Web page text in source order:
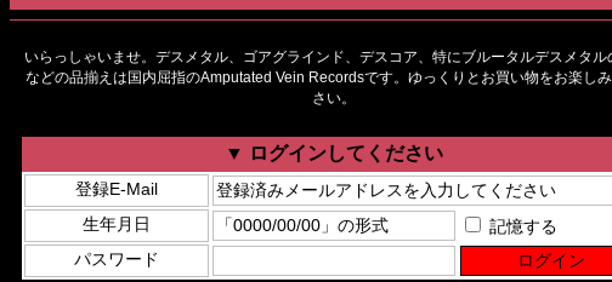
いらっしゃいませ。デスメタル、ゴアグラインド、デスコア、特にブルータルデスメタル
などの品揃えは国内屈指のAmputated Vein Recordsです。ゆっくりとお買い物をお楽し
さい。
▼ ログインしてください
登録E-Mail
生年月日
記憶する
パスワード